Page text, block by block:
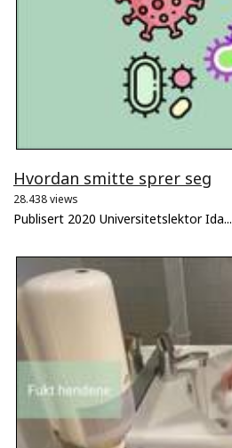
Hvordan smitte sprer seg
28.438 views
Publisert 2020 Universitetslektor Ida...